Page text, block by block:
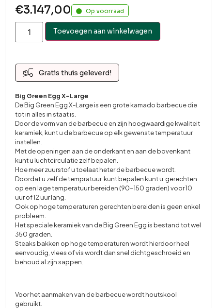
€3.147,00 Op voorraad
Toevoegen aan winkelwagen
Gratis thuis geleverd!
Big Green Egg X-Large
De Big Green Egg X-Large is een grote kamado barbecue die
tot in alles in staat is.
Door de vorm van de barbecue en zijn hoogwaardige kwaliteit
keramiek, kunt u de barbecue op elk gewenste temperatuur
instellen.
Met de openingen aan de onderkant en aan de bovenkant
kunt u luchtcirculatie zelf bepalen.
Hoe meer zuurstof u toelaat heter de barbecue wordt.
Doordat u zelf de tempratuur kunt bepalen kunt u gerechten
op een lage temperatuur bereiden (90-150 graden) voor 10
uur of 12 uur lang.
Ook op hoge temperaturen gerechten bereiden is geen enkel
probleem.
Het speciale keramiek van de Big Green Egg is bestand tot wel
350 graden.
Steaks bakken op hoge temperaturen wordt hierdoor heel
eenvoudig, vlees of vis wordt dan snel dichtgeschroeid en
behoud al zijn sappen.
Voor het aanmaken van de barbecue wordt houtskool
gebruikt.